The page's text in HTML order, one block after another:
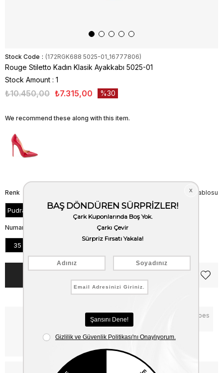
Stock Code (172RGK688 5025-01_16777806)
Rouge Stiletto Kadın Klasik Ayakkabı 5025-01
Stock Amount : 1
₺10.450,00 ₺7.315,00 30
We recommend these along with this item.
Beden Tablosu
Renk
Pudra Rugan
Numara
35
Notify me when the price goes
down